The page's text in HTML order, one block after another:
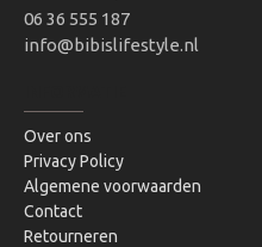
06 36 555 187
info@bibislifestyle.nl
Over ons
Privacy Policy
Algemene voorwaarden
Contact
Retourneren